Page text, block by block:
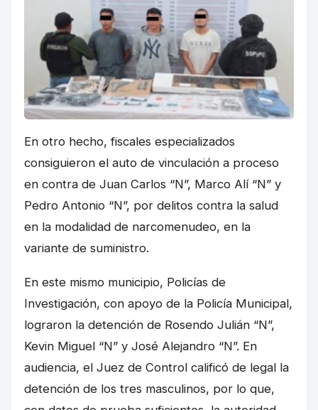
En otro hecho, fiscales especializados
consiguieron el auto de vinculación a proceso
en contra de Juan Carlos “N”, Marco Alí “N” y
Pedro Antonio “N”, por delitos contra la salud
en la modalidad de narcomenudeo, en la
variante de suministro.
En este mismo municipio, Policías de
Investigación, con apoyo de la Policía Municipal,
lograron la detención de Rosendo Julián “N”,
Kevin Miguel “N” y José Alejandro “N”. En
audiencia, el Juez de Control calificó de legal la
detención de los tres masculinos, por lo que,